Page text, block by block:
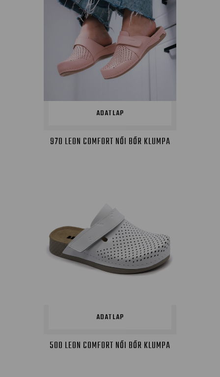
ADATLAP
970 LEON COMFORT NŐI BŐR KLUMPA
ADATLAP
500 LEON COMFORT NŐI BŐR KLUMPA